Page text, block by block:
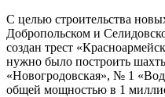
С целью строительства
Добропольском и
создан трест
нужно было построить
«Новогродовская», № 1
общей мощностью в 1